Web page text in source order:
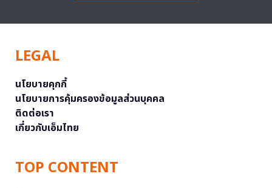
LEGAL
นโยบายคุกกี้
นโยบายการคุ้มครองข้อมูลส่วนบุคคล
ติดต่อเรา
เกี่ยวกับเอ็มไทย
TOP CONTENT